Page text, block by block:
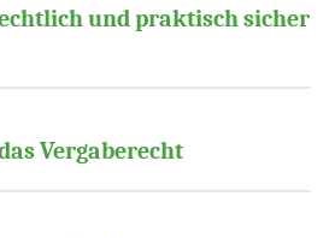
und praktisch sicher
Vergaberecht